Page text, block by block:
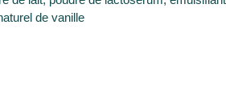
de vanille